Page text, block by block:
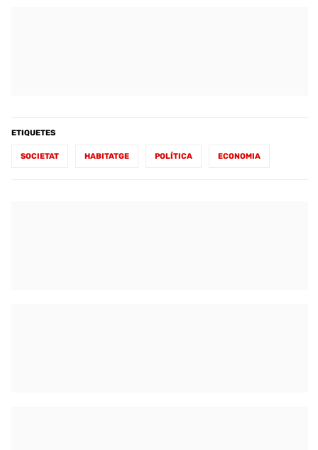
ETIQUETES
SOCIETAT HABITATGE POLÍTICA ECONOMIA